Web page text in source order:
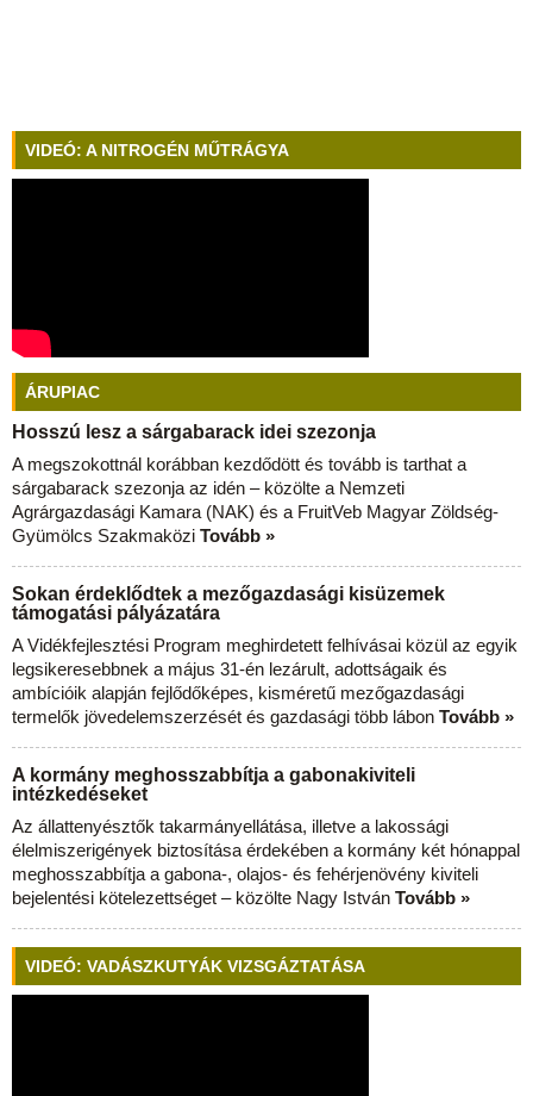
VIDEÓ: A NITROGÉN MŰTRÁGYA
ÁRUPIAC
Hosszú lesz a sárgabarack idei szezonja
A megszokottnál korábban kezdődött és tovább is tarthat a
sárgabarack szezonja az idén – közölte a Nemzeti
Agrárgazdasági Kamara (NAK) és a FruitVeb Magyar Zöldség-
Gyümölcs Szakmaközi Tovább »
Sokan érdeklődtek a mezőgazdasági kisüzemek
támogatási pályázatára
A Vidékfejlesztési Program meghirdetett felhívásai közül az egyik
legsikeresebbnek a május 31-én lezárult, adottságaik és
ambícióik alapján fejlődőképes, kisméretű mezőgazdasági
termelők jövedelemszerzését és gazdasági több lábon Tovább »
A kormány meghosszabbítja a gabonakiviteli
intézkedéseket
Az állattenyésztők takarmányellátása, illetve a lakossági
élelmiszerigények biztosítása érdekében a kormány két hónappal
meghosszabbítja a gabona-, olajos- és fehérjenövény kiviteli
bejelentési kötelezettséget – közölte Nagy István Tovább »
VIDEÓ: VADÁSZKUTYÁK VIZSGÁZTATÁSA